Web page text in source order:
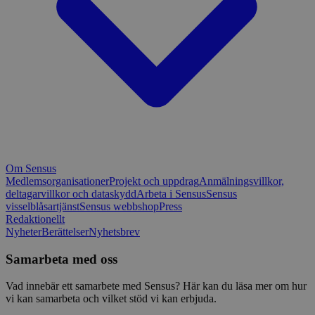
Om Sensus
MedlemsorganisationerProjekt och uppdragAnmälningsvillkor,
deltagarvillkor och dataskyddArbeta i SensusSensus
visselblåsartjänstSensus webbshopPress
Redaktionellt
NyheterBerättelserNyhetsbrev
Samarbeta med oss
Vad innebär ett samarbete med Sensus? Här kan du läsa mer om hur
vi kan samarbeta och vilket stöd vi kan erbjuda.